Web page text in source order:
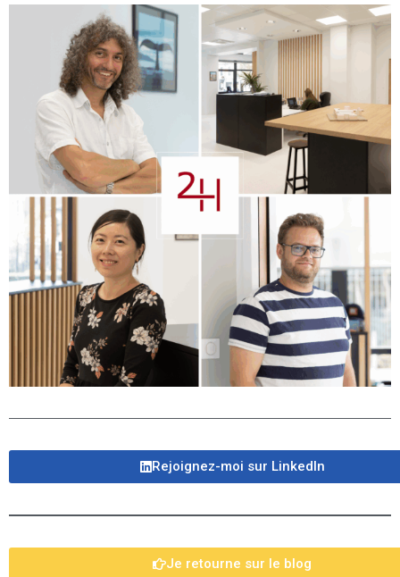
Rejoignez-moi sur LinkedIn​
Je retourne sur le blog